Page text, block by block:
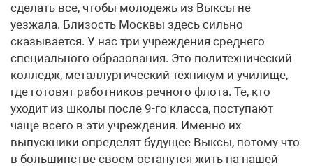
сделать все, чтобы молодежь из Выксы не
уезжала. Близость Москвы здесь сильно
сказывается. У нас три учреждения среднего
специального образования. Это политехнический
колледж, металлургический техникум и училище,
где готовят работников речного флота. Те, кто
уходит из школы после 9-го класса, поступают
чаще всего в эти учреждения. Именно их
выпускники определят будущее Выксы, потому что
в большинстве своем останутся жить на нашей